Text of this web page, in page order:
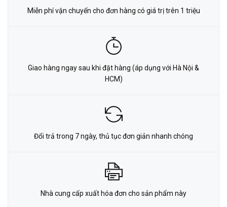
Miễn phí vận chuyển cho đơn hàng có giá trị trên 1 triệu
Giao hàng ngay sau khi đặt hàng (áp dụng với Hà Nội &
HCM)
Đổi trả trong 7 ngày, thủ tục đơn giản nhanh chóng
Nhà cung cấp xuất hóa đơn cho sản phẩm này